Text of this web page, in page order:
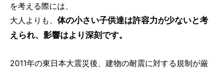
を考える際には、
大人よりも、 体の小さい子供達は許容力が少ないと考
えられ、影響はより深刻です。
2011年の東日本大震災後、建物の耐震に対する規制が厳